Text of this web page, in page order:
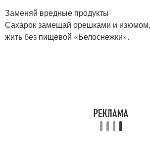
Заменяй вредные продукты
Сахарок замещай орешками и
жить без пищевой «Белоснежки».